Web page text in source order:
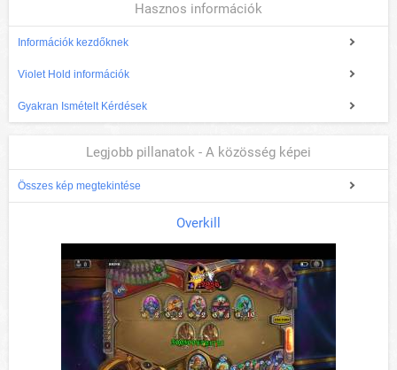
Hasznos információk
Információk kezdőknek
Violet Hold információk
Gyakran Ismételt Kérdések
Legjobb pillanatok - A közösség képei
Összes kép megtekintése
Overkill